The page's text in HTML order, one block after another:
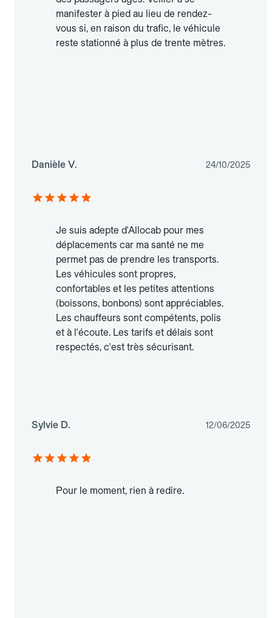
manifester à pied au lieu de rendez-
vous si, en raison du trafic, le véhicule
reste stationné à plus de trente mètres.
Danièle V. 24/10/2025
Je suis adepte d'Allocab pour mes
déplacements car ma santé ne me
permet pas de prendre les transports.
Les véhicules sont propres,
confortables et les petites attentions
(boissons, bonbons) sont appréciables.
Les chauffeurs sont compétents, polis
et à l'écoute. Les tarifs et délais sont
respectés, c'est très sécurisant.
Sylvie D. 12/06/2025
Pour le moment, rien à redire.